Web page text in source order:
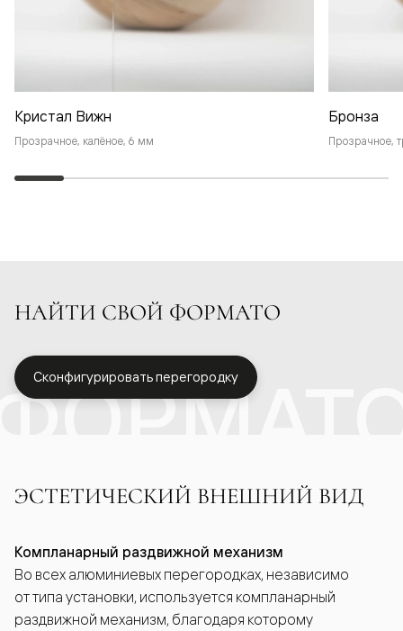
Кристал Вижн
Прозрачное, калёное, 6 мм
Бронза
Прозрачное,
НАЙТИ СВОЙ ФОРМАТО
Сконфигурировать перегородку
ЭСТЕТИЧЕСКИЙ ВНЕШНИЙ ВИД
Компланарный раздвижной механизм
Во всех алюминиевых перегородках, независимо
от типа установки, используется компланарный
раздвижной механизм, благодаря которому